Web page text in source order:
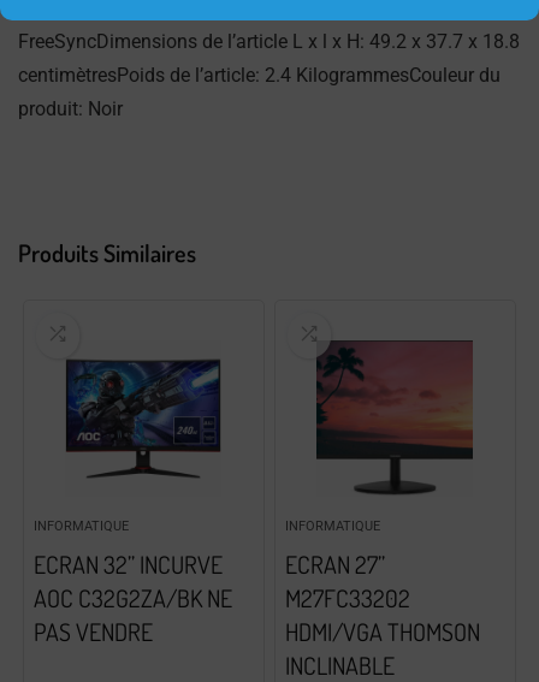
FreeSyncDimensions de l’article L x l x H: 49.2 x 37.7 x 18.8
centimètresPoids de l’article: 2.4 KilogrammesCouleur du
produit: Noir
Produits Similaires
INFORMATIQUE
ECRAN 32” INCURVE
AOC C32G2ZA/BK NE
PAS VENDRE
INFORMATIQUE
ECRAN 27”
M27FC33202
HDMI/VGA THOMSON
INCLINABLE